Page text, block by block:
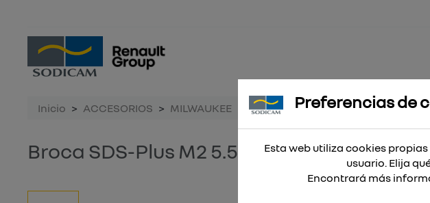
Inicio ACCESORIOS MILWAUKEE Broca SDS-Plus M2 5.5x160 - 50uds
Broca SDS-Plus M2 5.5x160 - 50uds
Preferencias de
Esta web utiliza cookies
usuario. Elija
Encontrará más